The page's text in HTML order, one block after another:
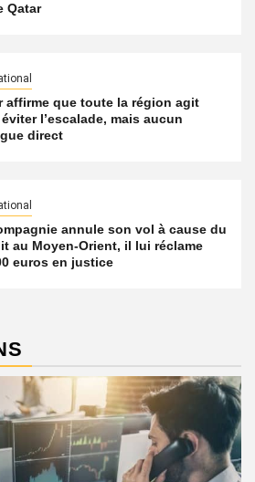
Qatar
affirme que toute la région agit
l’escalade, mais aucun
direct
annule son vol à cause du
au Moyen-Orient, il lui réclame
euros en justice